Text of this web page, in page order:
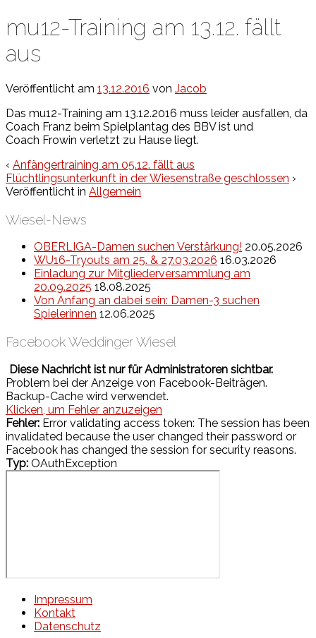
mu12-Training am 13.12. fällt
aus
Veröffentlicht am 13.12.2016 von Jacob
Das mu12-Training am 13.12.2016 muss leider ausfallen, da
Coach Franz beim Spielplantag des BBV ist und
Coach Frowin verletzt zu Hause liegt.
‹ Anfängertraining am 05.12. fällt aus
Flüchtlingsunterkunft in der Wiesenstraße geschlossen ›
Veröffentlicht in Allgemein
Wiesel-News
OBERLIGA-Damen suchen Verstärkung! 20.05.2026
WU16-Tryouts am 25. & 27.03.2026 16.03.2026
Einladung zur Mitgliederversammlung am
20.09.2025 18.08.2025
Von Anfang an dabei sein: Damen-3 suchen
Spielerinnen 12.06.2025
Facebook Weddinger Wiesel
Diese Nachricht ist nur für Administratoren sichtbar.
Problem bei der Anzeige von Facebook-Beiträgen.
Backup-Cache wird verwendet.
Klicken, um Fehler anzuzeigen
Fehler: Error validating access token: The session has been
invalidated because the user changed their password or
Facebook has changed the session for security reasons.
Typ: OAuthException
Impressum
Kontakt
Datenschutz